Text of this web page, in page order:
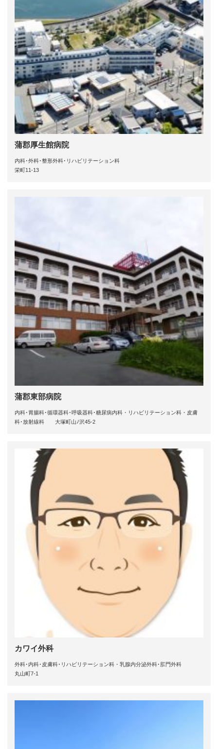
蒲郡厚生館病院
内科･外科･整形外科･リハビリテーション科
栄町11-13
蒲郡東部病院
内科･胃腸科･循環器科･呼吸器科･糖尿病内科・リハビリテーション科・皮膚
科･放射線科 大塚町山ﾉ沢45-2
カワイ外科
外科･内科･皮膚科･リハビリテーション科・乳腺内分泌外科･肛門外科
丸山町7-1